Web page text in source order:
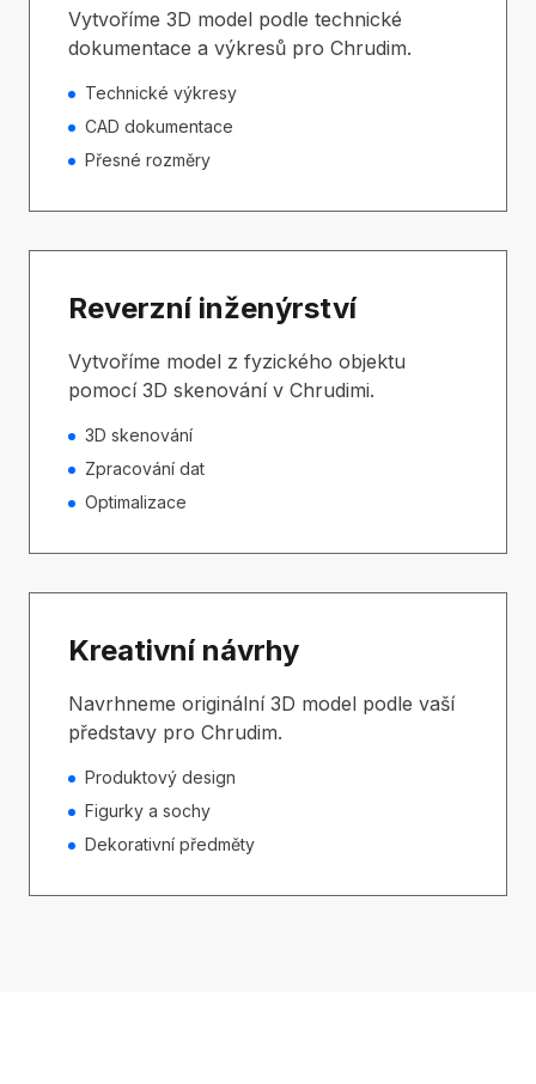
Vytvoříme 3D model podle technické
dokumentace a výkresů pro Chrudim.
Technické výkresy
CAD dokumentace
Přesné rozměry
Reverzní inženýrství
Vytvoříme model z fyzického objektu
pomocí 3D skenování v Chrudimi.
3D skenování
Zpracování dat
Optimalizace
Kreativní návrhy
Navrhneme originální 3D model podle vaší
představy pro Chrudim.
Produktový design
Figurky a sochy
Dekorativní předměty